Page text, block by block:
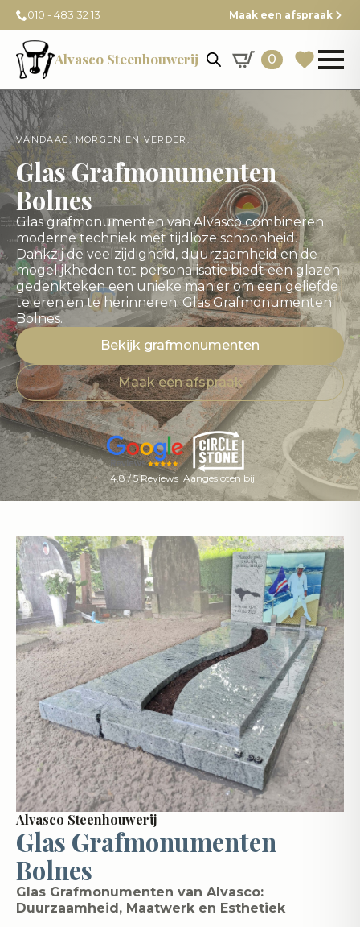
010 - 483 32 13 Maak een afspraak
Alvasco Steenhouwerij 0
VANDAAG, MORGEN EN VERDER.
Glas Grafmonumenten
Bolnes
Glas grafmonumenten van Alvasco combineren
moderne techniek met tijdloze schoonheid.
Dankzij de veelzijdigheid, duurzaamheid en de
mogelijkheden tot personalisatie biedt een glazen
gedenkteken een unieke manier om een geliefde
te eren en te herinneren. Glas Grafmonumenten
Bolnes.
Bekijk grafmonumenten
Maak een afspraak
4,8 / 5 Reviews Aangesloten bij
Alvasco Steenhouwerij
Glas Grafmonumenten
Bolnes
Glas Grafmonumenten van Alvasco:
Duurzaamheid, Maatwerk en Esthetiek